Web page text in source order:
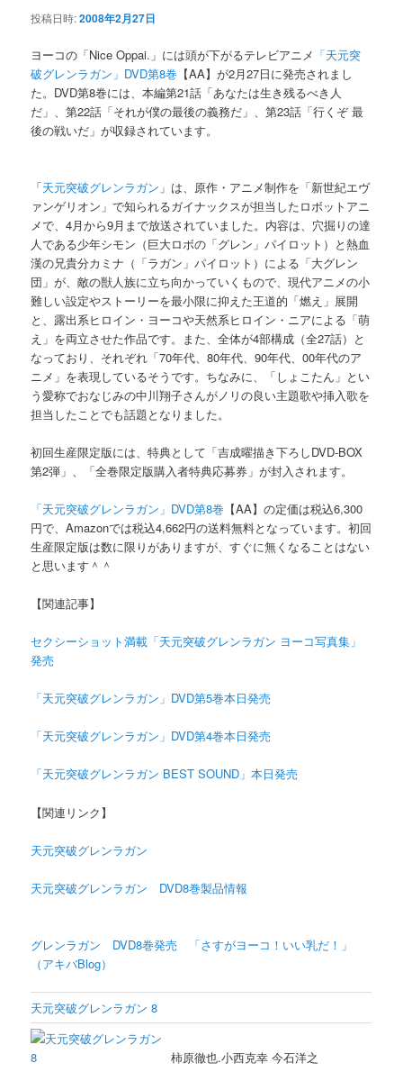
投稿日時:2008年2月27日
ヨーコの「Nice Oppai.」には頭が下がるテレビアニメ 「天元突
破グレンラガン」DVD第8巻 【AA】が2月27日に発売されまし
た。DVD第8巻には、本編第21話「あなたは生き残るべき人
だ」、第22話「それが僕の最後の義務だ」、第23話「行くぞ 最
後の戦いだ」が収録されています。
「天元突破グレンラガン 」は、原作・アニメ制作を「新世紀エヴ
ァンゲリオン」で知られるガイナックスが担当したロボットアニ
メで、4月から9月まで放送されていました。内容は、穴掘りの達
人である少年シモン（巨大ロボの「グレン」パイロット）と熱血
漢の兄貴分カミナ（「ラガン」パイロット）による「大グレン
団」が、敵の獣人族に立ち向かっていくもので、現代アニメの小
難しい設定やストーリーを最小限に抑えた王道的「燃え」展開
と、露出系ヒロイン・ヨーコや天然系ヒロイン・ニアによる「萌
え」を両立させた作品です。また、全体が4部構成（全27話）と
なっており、それぞれ「70年代、80年代、90年代、00年代のア
ニメ」を表現しているそうです。ちなみに、「しょこたん」とい
う愛称でおなじみの中川翔子さんがノリの良い主題歌や挿入歌を
担当したことでも話題となりました。
初回生産限定版には、特典として「吉成曜描き下ろしDVD-BOX
第2弾」、「全巻限定版購入者特典応募券」が封入されます。
「天元突破グレンラガン」DVD第8巻 【AA】の定価は税込6,300
円で、Amazonでは税込4,662円の送料無料となっています。初回
生産限定版は数に限りがありますが、すぐに無くなることはない
と思います＾＾
【関連記事】
セクシーショット満載「天元突破グレンラガン ヨーコ写真集」
発売
「天元突破グレンラガン」DVD第5巻本日発売
「天元突破グレンラガン」DVD第4巻本日発売
「天元突破グレンラガン BEST SOUND」本日発売
【関連リンク】
天元突破グレンラガン
天元突破グレンラガン DVD8巻製品情報
グレンラガン DVD8巻発売 「さすがヨーコ！いい乳だ！」
（アキバBlog）
天元突破グレンラガン 8
柿原徹也.小西克幸 今石洋之